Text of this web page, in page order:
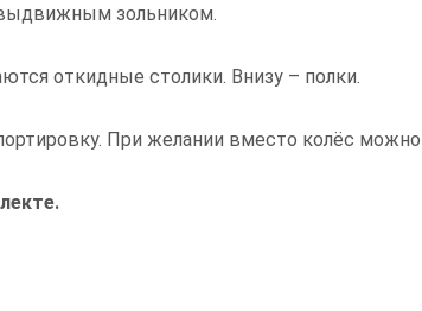
зольником.
откидные столики. Внизу – полки.
При желании вместо колёс